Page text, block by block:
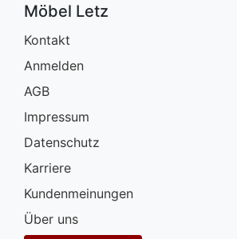
Möbel Letz
Kontakt
Anmelden
AGB
Impressum
Datenschutz
Karriere
Kundenmeinungen
Über uns